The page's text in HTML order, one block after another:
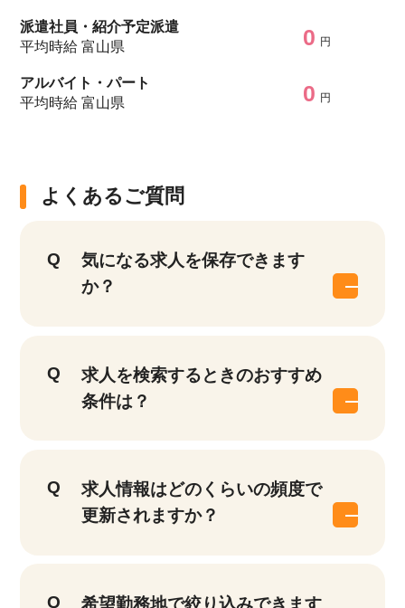
派遣社員・紹介予定派遣
平均時給 富山県
0 円
アルバイト・パート
平均時給 富山県
0 円
よくあるご質問
気になる求人を保存できます
か？
求人を検索するときのおすすめ
条件は？
求人情報はどのくらいの頻度で
更新されますか？
希望勤務地で絞り込みできます
他の条件を選択